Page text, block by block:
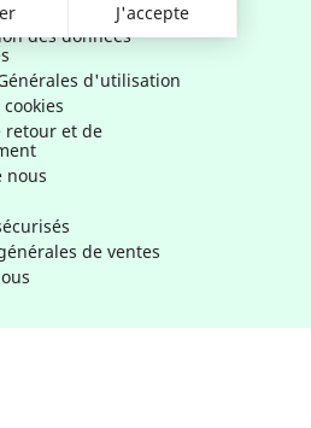
J'accepte
de confidentialité
des données
d'utilisation
retour et de
nous
de ventes